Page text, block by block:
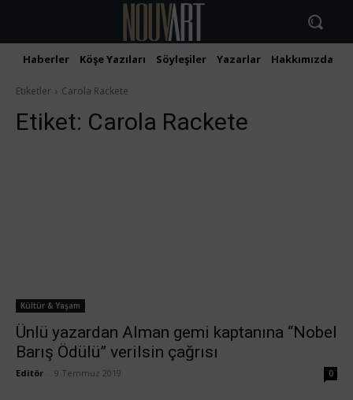
Haberler Köşe Yazıları Söyleşiler Yazarlar Hakkımızda
Etiketler Carola Rackete
Etiket: Carola Rackete
Kültür & Yaşam
Ünlü yazardan Alman gemi kaptanına “Nobel
Barış Ödülü” verilsin çağrısı
Editör 9 Temmuz 2019 0